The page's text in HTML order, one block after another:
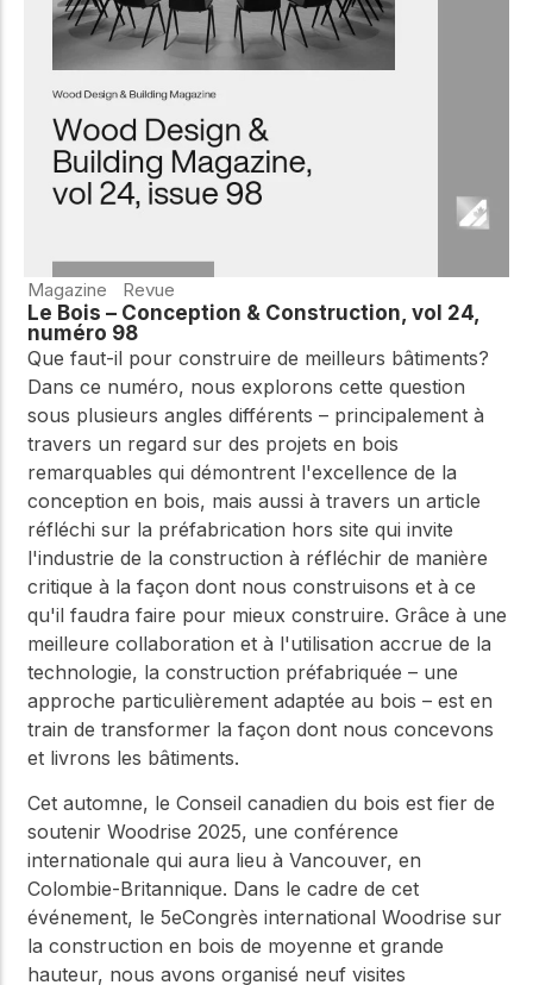
meilleures pratiques.
d'innovation
dans le domaine
du bois
Connectez-vous avec
l'innovation dans la
construction en bois et
connectez-vous pour
obtenir du support
technique, des conseils
d'experts et accéder à
des ressources pratiques
Magazine Revue
Le Bois – Conception & Construction, vol 24,
numéro 98
Que faut-il pour construire de meilleurs bâtiments?
Dans ce numéro, nous explorons cette question
sous plusieurs angles différents – principalement à
travers un regard sur des projets en bois
remarquables qui démontrent l'excellence de la
conception en bois, mais aussi à travers un article
réfléchi sur la préfabrication hors site qui invite
l'industrie de la construction à réfléchir de manière
critique à la façon dont nous construisons et à ce
qu'il faudra faire pour mieux construire. Grâce à une
meilleure collaboration et à l'utilisation accrue de la
technologie, la construction préfabriquée – une
approche particulièrement adaptée au bois – est en
train de transformer la façon dont nous concevons
et livrons les bâtiments.
Cet automne, le Conseil canadien du bois est fier de
soutenir Woodrise 2025, une conférence
internationale qui aura lieu à Vancouver, en
Colombie-Britannique. Dans le cadre de cet
événement, le 5eCongrès international Woodrise sur
la construction en bois de moyenne et grande
hauteur, nous avons organisé neuf visites